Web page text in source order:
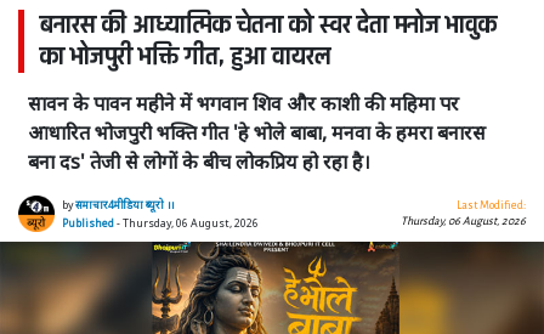
बनारस की आध्यात्मिक चेतना को स्वर देता मनोज भावुक
का भोजपुरी भक्ति गीत, हुआ वायरल
सावन के पावन महीने में भगवान शिव और काशी की महिमा पर
आधारित भोजपुरी भक्ति गीत 'हे भोले बाबा, मनवा के हमरा बनारस
बना दs' तेजी से लोगों के बीच लोकप्रिय हो रहा है।
byसमाचार4मीडिया ब्यूरो ।।
Published - Thursday, 06 August, 2026
Last Modified:
Thursday, 06 August, 2026